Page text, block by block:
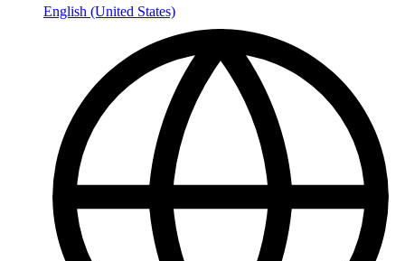
English (United States)